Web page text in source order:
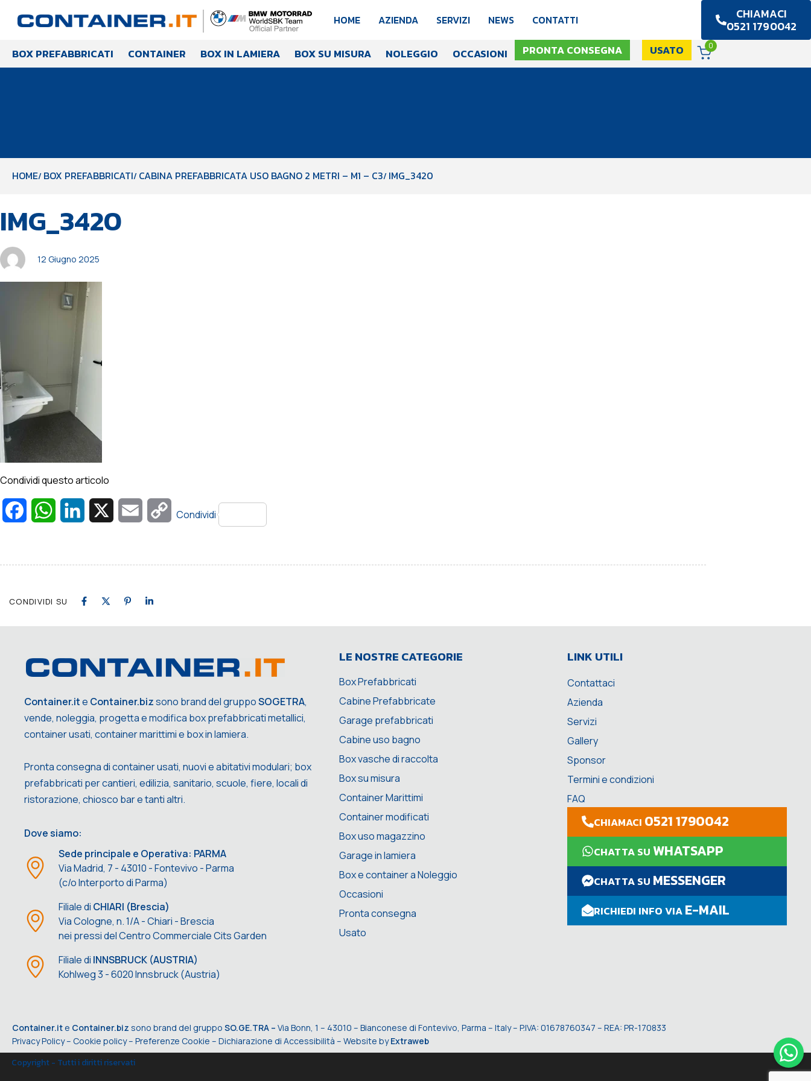
HOME AZIENDA SERVIZI NEWS CONTATTI CHIAMACI
0521 1790042
BOX PREFABBRICATI CONTAINER BOX IN LAMIERA BOX SU MISURA NOLEGGIO OCCASIONI PRONTA CONSEGNA USATO 0
HOME BOX PREFABBRICATI CABINA PREFABBRICATA USO BAGNO 2 METRI – M1 – C3 IMG_3420
IN:
IMG_3420
il:
12 Giugno 2025
Condividi questo articolo
FacebookWhatsAppLinkedIn Email
Copy
Condividi
CONDIVIDI SU
Container.ite Container.bizsono brand del gruppoSOGETRA,
vende, noleggia, progetta e modifica box prefabbricati metallici,
container usati, container marittimi e box in lamiera.
Pronta consegna di container usati, nuovi e abitativi modulari; box
prefabbricati per cantieri, edilizia, sanitario, scuole, fiere, locali di
ristorazione, chiosco bar e tanti altri.
Dove siamo:
Sede principale e Operativa: PARMA
Via Madrid, 7 - 43010 - Fontevivo - Parma
(c/o Interporto di Parma)
Filiale di CHIARI (Brescia)
Via Cologne, n. 1/A - Chiari - Brescia
nei pressi del Centro Commerciale Cits Garden
Filiale di INNSBRUCK (AUSTRIA)
Kohlweg 3 - 6020 Innsbruck (Austria)
LE NOSTRE CATEGORIE
Box Prefabbricati
Cabine Prefabbricate
Garage prefabbricati
Cabine uso bagno
Box vasche di raccolta
Box su misura
Container Marittimi
Container modificati
Box uso magazzino
Garage in lamiera
Box e container a Noleggio
Occasioni
Pronta consegna
Usato
LINK UTILI
Contattaci
Azienda
Servizi
Gallery
Sponsor
Termini e condizioni
FAQ
CHIAMACI 0521 1790042
CHATTA SUWHATSAPP
CHATTA SU MESSENGER
RICHIEDI INFO VIA E-MAIL
Container.it e Container.biz sono brand del gruppo SO.GE.TRA – Via Bonn, 1 – 43010 – Bianconese di Fontevivo, Parma – Italy – P.IVA: 01678760347 – REA: PR-170833
Privacy Policy– Cookie policy– Preferenze Cookie – Dichiarazione di Accessibilità – Website byExtraweb
Copyright - Tutti i diritti riservati